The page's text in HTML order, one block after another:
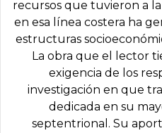
recursos que tuvieron a
en esa línea costera ha
estructuras
La obra que el lector
exigencia de los
investigación en que
dedicada en su
septentrional. Su